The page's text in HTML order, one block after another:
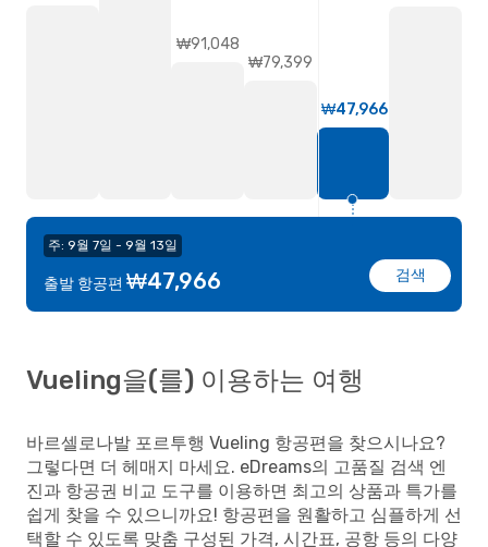
주: 9월 7일 - 9월 13일
출발 항공편 ₩47,966 검색
₩91,048
₩79,399
₩47,966
Vueling을(를) 이용하는 여행
바르셀로나발 포르투행 Vueling 항공편을 찾으시나요?
그렇다면 더 헤매지 마세요. eDreams의 고품질 검색 엔
진과 항공권 비교 도구를 이용하면 최고의 상품과 특가를
쉽게 찾을 수 있으니까요! 항공편을 원활하고 심플하게 선
택할 수 있도록 맞춤 구성된 가격, 시간표, 공항 등의 다양